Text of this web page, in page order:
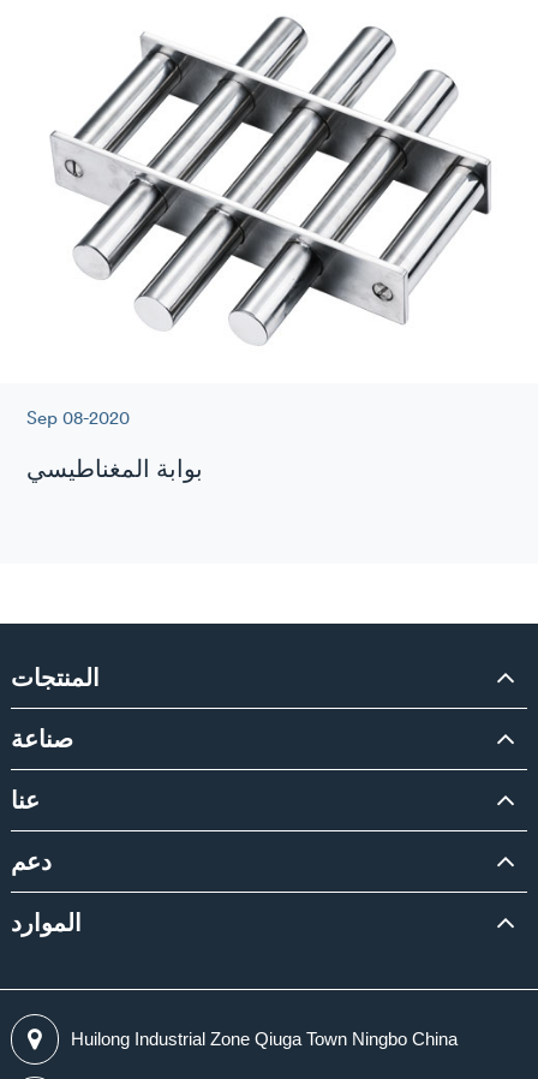
Sep 08-2020
بوابة المغناطيسي
المنتجات
صناعة
عنا
دعم
الموارد
Huilong Industrial Zone Qiuga Town Ningbo China